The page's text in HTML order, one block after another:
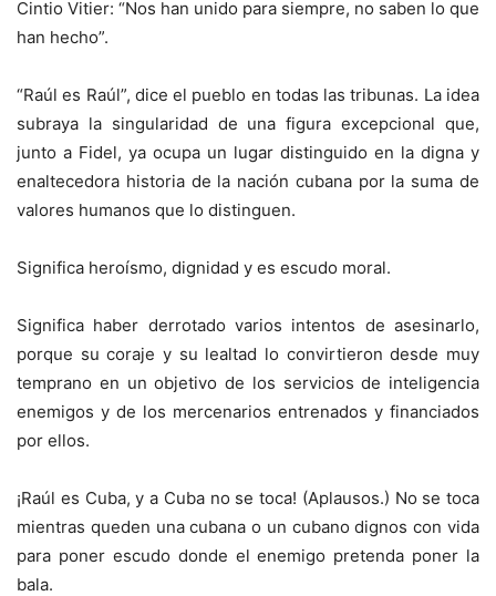
Cintio Vitier: “Nos han unido para siempre, no saben lo que
han hecho”.
“Raúl es Raúl”, dice el pueblo en todas las tribunas. La idea
subraya la singularidad de una figura excepcional que,
junto a Fidel, ya ocupa un lugar distinguido en la digna y
enaltecedora historia de la nación cubana por la suma de
valores humanos que lo distinguen.
Significa heroísmo, dignidad y es escudo moral.
Significa haber derrotado varios intentos de asesinarlo,
porque su coraje y su lealtad lo convirtieron desde muy
temprano en un objetivo de los servicios de inteligencia
enemigos y de los mercenarios entrenados y financiados
por ellos.
¡Raúl es Cuba, y a Cuba no se toca! (Aplausos.) No se toca
mientras queden una cubana o un cubano dignos con vida
para poner escudo donde el enemigo pretenda poner la
bala.